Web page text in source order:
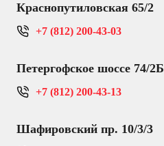
Краснопутиловская 65/2
+7 (812) 200-43-03
Петергофское шоссе 74/2Б
+7 (812) 200-43-13
Шафировский пр. 10/3/3